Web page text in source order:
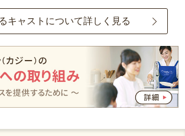
キャストについて詳しく見る